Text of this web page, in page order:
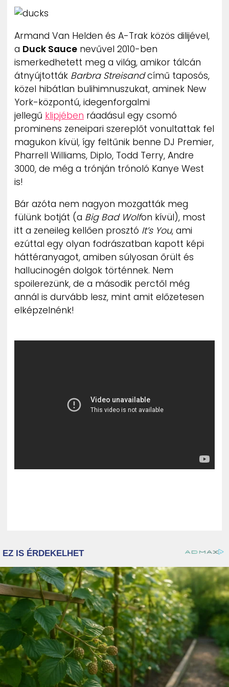
MÉDIAAJÁNLAT
IMPRESSZUM
PR-ARCHÍVUM
ADATKEZELÉSI TÁJÉKOZTATÓ
Armand Van Helden és A-Trak közös dilijével,
a Duck Sauce nevűvel 2010-ben
ismerkedhetett meg a világ, amikor tálcán
átnyújtották Barbra Streisandcímű taposós,
közel hibátlan bulihimnuszukat, aminek New
York-központú, idegenforgalmi
jellegű klipjében ráadásul egy csomó
prominens zeneipari szereplőt vonultattak fel
magukon kívül, így feltűnik benne DJ Premier,
Pharrell Williams, Diplo, Todd Terry, Andre
3000, de még a trónján trónoló Kanye West
is!
Bár azóta nem nagyon mozgatták meg
fülünk botját (a Big Bad Wolfon kívül), most
itt a zeneileg kellően prosztó It’s You, ami
ezúttal egy olyan fodrászatban kapott képi
háttéranyagot, amiben súlyosan őrült és
hallucinogén dolgok történnek. Nem
spoilerezünk, de a második perctől még
annál is durvább lesz, mint amit előzetesen
elképzelnénk!